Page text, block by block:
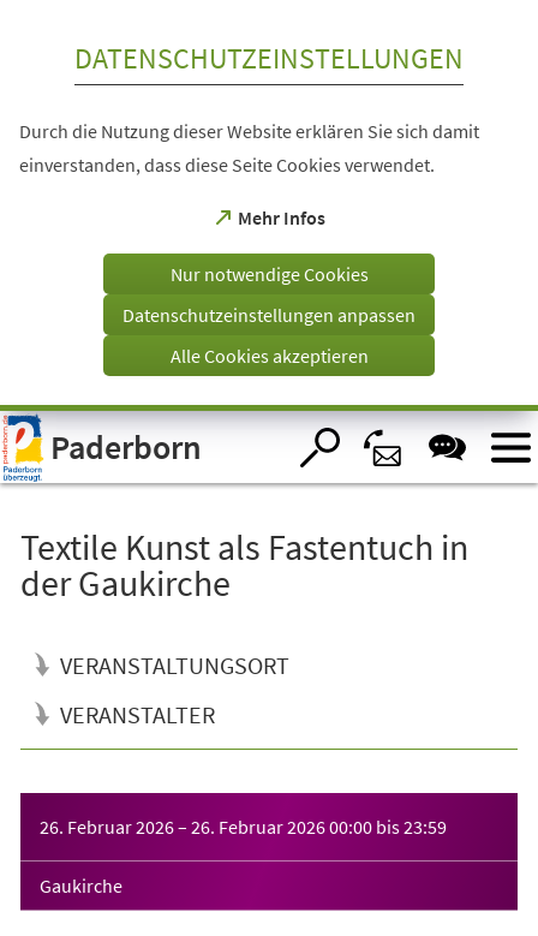
Visuelle
Assistenzsoftware
öffnen.
DATENSCHUTZEINSTELLUNGEN
Durch die Nutzung dieser Website erklären Sie sich damit
einverstanden, dass diese Seite Cookies verwendet.
Mehr Infos
(Öffnet
einem
Tab)
Nur notwendige Cookies
Datenschutzeinstellungen anpassen
Alle Cookies akzeptieren
Paderborn
Textile Kunst als Fastentuch in
der Gaukirche
VERANSTALTUNGSORT
VERANSTALTER
26. Februar 2026– 26. Februar 202600:00 bis23:59
Gaukirche